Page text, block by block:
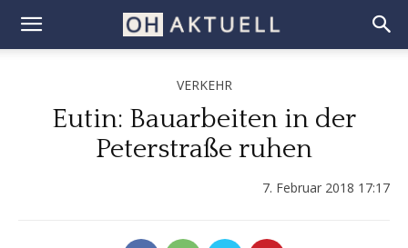
VERKEHR
Eutin: Bauarbeiten in der
Peterstraße ruhen
7. Februar 2018 17:17